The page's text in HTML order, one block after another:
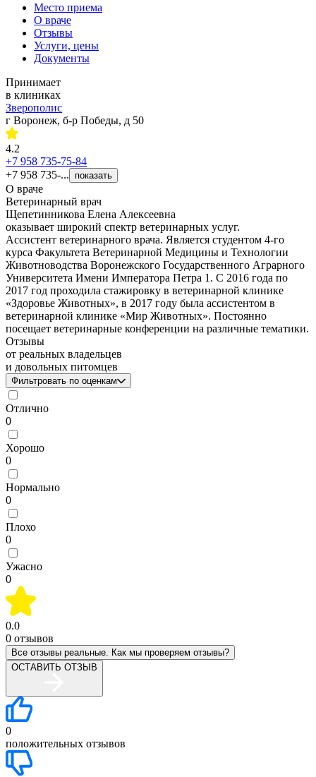
Место приема
О враче
Отзывы
Услуги, цены
Документы
Принимает
в клиниках
Зверополис
г Воронеж, б-р Победы, д 50
4.2
+7 958 735-75-84
+7 958 735-...
показать
О враче
Ветеринарный врач
Щепетинникова Елена Алексеевна
оказывает широкий спектр ветеринарных услуг.
Ассистент ветеринарного врача. Является студентом 4-го
курса Факультета Ветеринарной Медицины и Технологии
Животноводства Воронежского Государственного Аграрного
Университета Имени Императора Петра 1. С 2016 года по
2017 год проходила стажировку в ветеринарной клинике
«Здоровье Животных», в 2017 году была ассистентом в
ветеринарной клинике «Мир Животных». Постоянно
посещает ветеринарные конференции на различные тематики.
Отзывы
от реальных владельцев
и довольных питомцев
Фильтровать по оценкам
Отлично
0
Хорошо
0
Нормально
0
Плохо
0
Ужасно
0
0.0
0 отзывов
Все отзывы реальные. Как мы проверяем отзывы?
ОСТАВИТЬ ОТЗЫВ
0
положительных отзывов